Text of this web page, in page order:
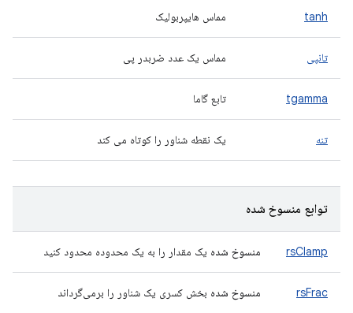
tanh مماس هایپربولیک
تانپی مماس یک عدد ضربدر پی
tgamma تابع گاما
تنه یک نقطه شناور را کوتاه می کند
توابع منسوخ شده
rsClamp منسوخ شده یک مقدار را به یک محدوده محدود کنید
rsFrac منسوخ شده بخش کسری یک شناور را برمی‌گرداند